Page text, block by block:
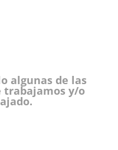
algunas de las
trabajamos y/o